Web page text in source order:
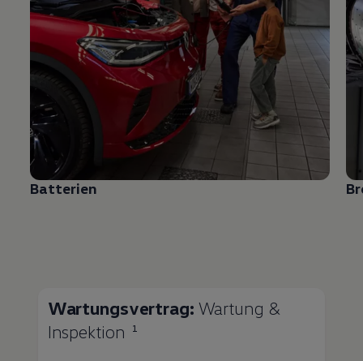
Batterien
Wartungsvertrag: Wartung &
Inspektion
1